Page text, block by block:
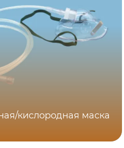
кислородная маска